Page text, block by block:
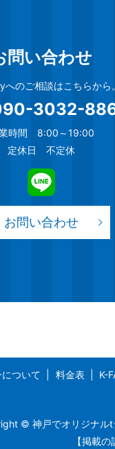
問い合わせ
へのご相談はこちらから。
3032-
時間 8:00～19:00
定休日 不定休
お問い合わせ
ついて 料金表 K-
© 神戸でオリジナルt
【掲載